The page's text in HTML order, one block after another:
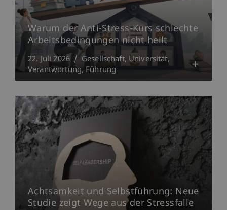
Warum der Anti-Stress-Kurs schlechte
Arbeitsbedingungen nicht heilt
22. Juli 2026 Gesellschaft Universität
Verantwortung Führung
Achtsamkeit und Selbstführung: Neue
Studie zeigt Wege aus der Stressfalle